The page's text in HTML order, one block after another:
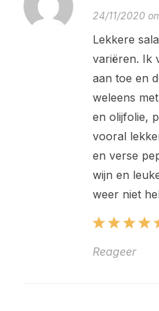
24/11/2020
Lekkere
variëren. Ik
aan toe en
weleens
en olijfolie,
vooral
en verse
wijn en
weer niet
Reageer